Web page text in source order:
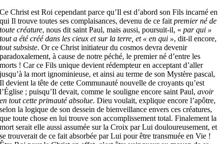
Ce Christ est Roi cependant parce qu’Il est d’abord son Fils incarné en
qui Il trouve toutes ses complaisances, devenu de ce faitpremier né de
toute créature, nous dit saint Paul, mais aussi, poursuit-il, «par qui »
tout a été créé dans les cieux et sur la terre, et « en qui », dit-il encore,
tout subsiste. Or ce Christ initiateur du cosmos devra devenir
paradoxalement, à cause de notre péché, le premier né d’entre les
morts ! Car ce Fils unique devient rédempteur en acceptant d’aller
jusqu’à la mort ignominieuse, et ainsi au terme de son Mystère pascal,
Il devient la tête de cette Communauté nouvelle de croyants qu’est
l’Église ; puisqu’Il devait, comme le souligne encore saint Paul,avoir
en tout cette primauté absolue. Dieu voulait, explique encore l’apôtre,
selon la logique de son dessein de bienveillance envers ces créatures,
que toute chose en lui trouve son accomplissement total. Finalement la
mort serait elle aussi assumée sur la Croix par Lui douloureusement, et
se trouverait de ce fait absorbée par Lui pour être transmuée en Vie !